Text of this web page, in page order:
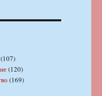
(107)
(120)
(169)